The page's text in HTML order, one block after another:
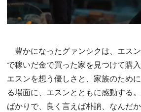
豊かになったグァンシクは、エス
で稼いだ金で買った家を見つけて購
エスンを想う優しさと、家族のため
る場面に、エスンとともに感動する
ばかりで、良く言えば朴訥、なんだ